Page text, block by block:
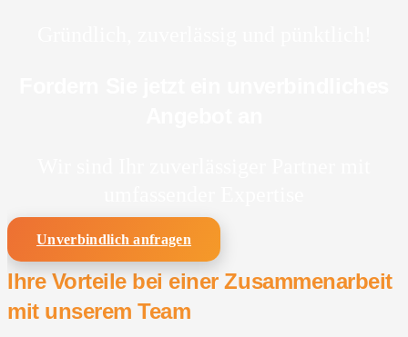
Unverbindlich anfragen
Ihre Vorteile bei einer Zusammenarbeit
mit unserem Team